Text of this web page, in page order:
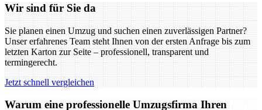
Wir sind für Sie da
Sie planen einen Umzug und suchen einen zuverlässigen Partner?
Unser erfahrenes Team steht Ihnen von der ersten Anfrage bis zum
letzten Karton zur Seite – professionell, transparent und
termingerecht.
Jetzt schnell vergleichen
Warum eine professionelle Umzugsfirma Ihren